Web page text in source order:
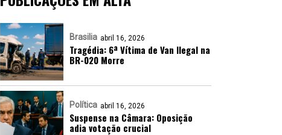
Brasilia abril 16, 2026
Tragédia: 6ª Vítima de Van Ilegal na
BR-020 Morre
Política abril 16, 2026
Suspense na Câmara: Oposição
adia votação crucial